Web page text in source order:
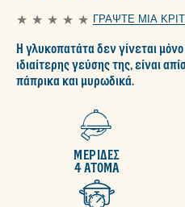
Δεν
αξιολογήσεις
για
αυτό
το
ΓΡΆΨΤΕ ΜΙΑ
Η γλυκοπατάτα δεν γίνεται
ιδιαίτερης γεύσης της, είναι
πάπρικα και μυρωδικά.
4 ΑΤΟΜΑ
ΜΕΡΙΔΕΣ